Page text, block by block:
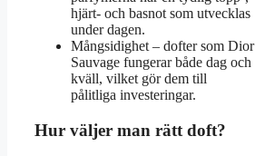
hjärt- och basnot som utvecklas
under dagen.
Mångsidighet – dofter som Dior
Sauvage fungerar både dag och
kväll, vilket gör dem till
pålitliga investeringar.
Hur väljer man rätt doft?